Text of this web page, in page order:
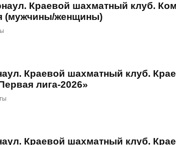
Краевой шахматный клуб.
(мужчины/женщины)
Краевой шахматный клуб.
лига-2026»
Краевой шахматный клуб.